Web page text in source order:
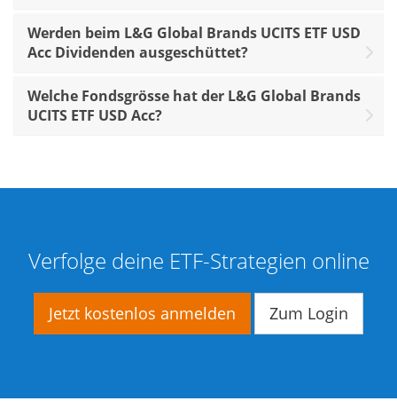
Werden beim L&G Global Brands UCITS ETF USD
Acc Dividenden ausgeschüttet?
Welche Fondsgrösse hat der L&G Global Brands
UCITS ETF USD Acc?
Verfolge deine ETF-Strategien online
Jetzt kostenlos anmelden Zum Login